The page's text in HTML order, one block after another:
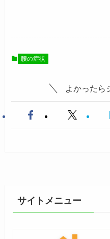
腰の症状
よかったら
サイトメニュー